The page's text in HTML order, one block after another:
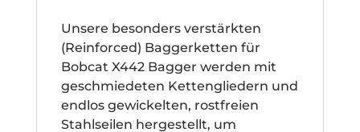
Unsere besonders verstärkten
(Reinforced) Baggerketten für
Bobcat X442 Bagger werden mit
geschmiedeten Kettengliedern und
endlos gewickelten, rostfreien
Stahlseilen hergestellt, um